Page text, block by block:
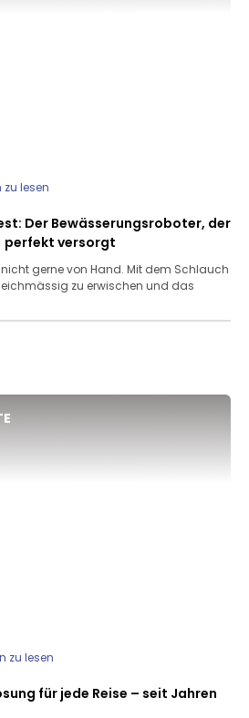
zu lesen
Der Bewässerungsroboter, der
perfekt versorgt
gerne von Hand. Mit dem Schlauch
zu erwischen und das
zu lesen
für jede Reise – seit Jahren